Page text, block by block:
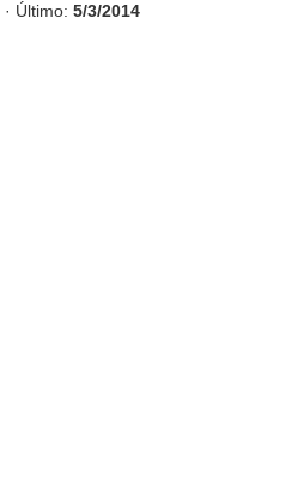
· Último: 5/3/2014